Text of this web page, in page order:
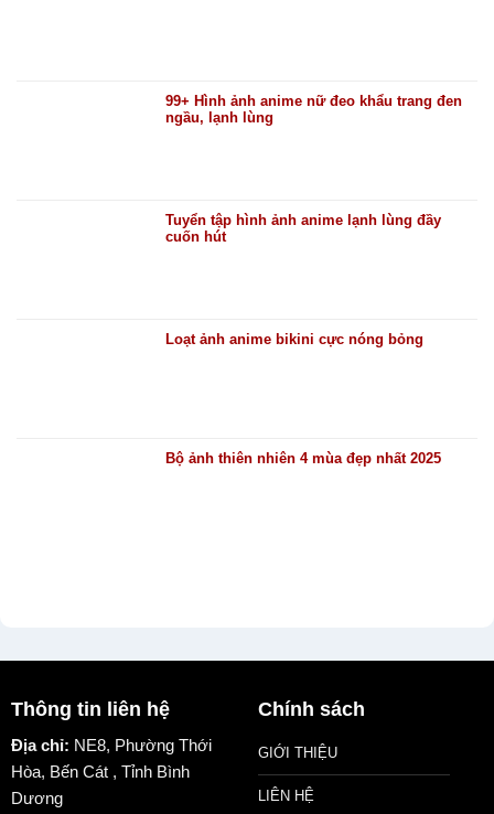
99+ Hình ảnh anime nữ đeo khẩu trang đen
ngầu, lạnh lùng
Tuyển tập hình ảnh anime lạnh lùng đầy
cuốn hút
Loạt ảnh anime bikini cực nóng bỏng
Bộ ảnh thiên nhiên 4 mùa đẹp nhất 2025
Thông tin liên hệ
Địa chỉ: NE8, Phường Thới
Hòa, Bến Cát , Tỉnh Bình
Dương
Chính sách
GIỚI THIỆU
LIÊN HỆ